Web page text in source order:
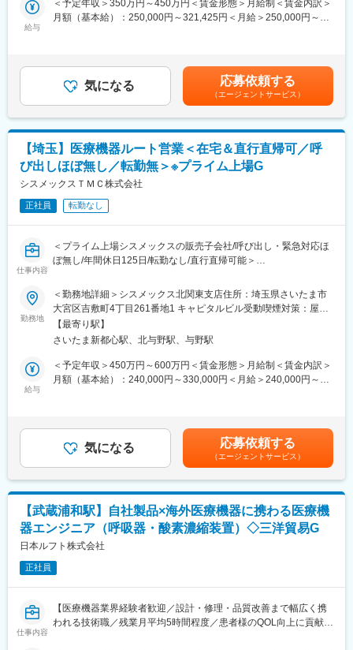
も充実しています。スケジュールに応じて直行直帰も可能です。
位、世界市場でも売上高トップクラスの優良企業です。それぞれ
の分野において市場占有率の高い製品を有しており、国内にとど
まらずグローバルな視点で事業展開をしています。※身近な製品で
るケースがございます。
変更の範囲：会社の定める業務
・加工した製品の仕上げのバリ取り
・溶接やメッキ加工といった他の業務を担当することはなく、NC
旋盤加工に集中できます。
・銅やアルミは一定の重さがあり、持ち運ぶ作業が発生すること
■加工製品：
バッキンプレート／ヒートシンク／ブスバー（バスバー）／クラ
イオスタット／真空チャンバー／ビーム配管等
■加工方法：
・機械加工：マシニング、旋盤、研削、ワイヤーカット
・板金・レーザー・溶接加工：板金加工、TIG溶接、ろう付け
・メッキ加工：銅メッキ、金メッキ、アルマイト処理加工
■就業環境：
・残業月平均10時間、年間休日120日、 土日休みです。
■組織構成：製造現場には9名の社員がいます。そのうちNC旋盤は
30代後半の社員1名が担当しています。若い方の在籍が全体的に
す。
■当社の特徴：
・当社は大手医療機器メーカーや理化学研究所、国立の研究所等
に向けて理化学機器、医療関連装置、インフラ設備等の部品の設
計・開発製造を行う会社です。銅やアルミの精密切削加工を得意
としています。設計・加工・組立まで一貫対応できる体制も整え
ています。
・ロケットエンジンの試験部品、航空エンジンの試験部品、加速
器ラインの試験装置部品、極低温装置、無酸素銅製クライオスタ
ット用シールド部品など様々な部品の小ロット製作に実績があり
いる方や
お子様が小さく、子育てにも積極的に関わるなど、ご家庭との両
給与
＜予定年収＞350万円～450万円＜賃金形態＞月給制＜賃金内訳＞
月額（基本給）：250,000円～321,425円＜月給＞250,000円～
支給する手当：禁煙手当、安全作業手当 ※上記年収は昨年度実績
の平均賞与を含めて試算しています。賃金はあくまでも目安の金
額であり、選考を通じて上下する可能性があります。月給(月額)は
固定手当を含めた表記です。
気になる 応募依頼する
（エージェントサービス）
【埼玉】医療機器ルート営業＜在宅＆直行直帰可／呼
び出しほぼ無し／転勤無＞※プライム上場G
シスメックスＴＭＣ株式会社
正社員 転勤なし
仕事内容
＜プライム上場シスメックスの販売子会社/呼び出し・緊急対応ほ
ぼ無し/年間休日125日/転勤なし/直行直帰可能＞
■職務内容：
ヘマトロジー（血球計数検査）分野で世界トップクラスのシェア
を誇るシスメックス100％資本のグループ企業において、検査装
置のルート営業をご担当いただきます。同社は東証プライム上場
のシスメックス株式会社の販売子会社で、同社の検査機器を中小
病院・クリニックを中心に販売しております。
～具体的には～
のために代理店と密にコミュニケーションを取り、協働しなが
ら、リプレイス情報や病院情報を得て、クライアントを紹介して
■業務の特徴：
・製品力も高く、品質の高さをPRして顧客に貢献する事ができま
す。
・シスメックスの営業担当や技術者など多くの関係各者と連携し
ながら情報収集が必要です。クライアントは院長といった経営層
になるため、細やかなフォロー、論理的な対話と難易度の高い営
業となりますが、「関係構築力や推進力、折衝力」などの多くの
力を身につけることができます。
勤務地
＜勤務地詳細＞シスメックス北関東支店住所：埼玉県さいたま市
大宮区吉敷町4丁目261番地1 キャピタルビル受動喫煙対策：屋内
全面禁煙変更の範囲：会社の定める事業所
【最寄り駅】
さいたま新都心駅、北与野駅、与野駅
給与
＜予定年収＞450万円～600万円＜賃金形態＞月給制＜賃金内訳＞
月額（基本給）：240,000円～330,000円＜月給＞240,000円～
す。月給(月額)は固定手当を含めた表記です。
気になる 応募依頼する
（エージェントサービス）
【武蔵浦和駅】自社製品×海外医療機器に携わる医療機
器エンジニア（呼吸器・酸素濃縮装置）◇三洋貿易G
日本ルフト株式会社
正社員
仕事内容
【医療機器業界経験者歓迎／設計・修理・品質改善まで幅広く携
われる技術職／残業月平均5時間程度／患者様のQOL向上に貢献す